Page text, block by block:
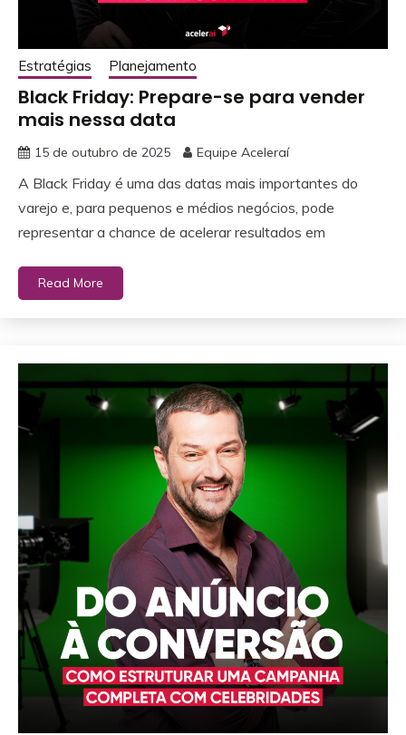
Estratégias Planejamento
Black Friday: Prepare-se para vender
mais nessa data
15 de outubro de 2025 Equipe Aceleraí
A Black Friday é uma das datas mais importantes do
varejo e, para pequenos e médios negócios, pode
representar a chance de acelerar resultados em
Read More